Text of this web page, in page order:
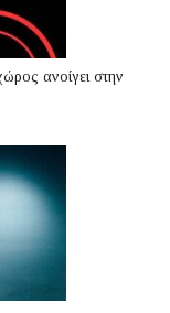
ανοίγει στην